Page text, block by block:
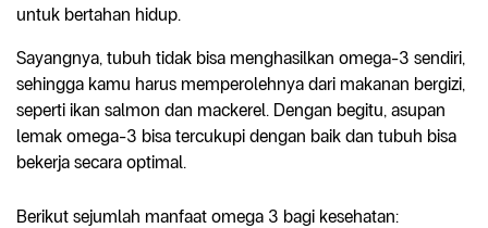
untuk bertahan hidup.
Sayangnya, tubuh tidak bisa menghasilkan omega-3 sendiri,
sehingga kamu harus memperolehnya dari makanan bergizi,
seperti ikan salmon dan mackerel. Dengan begitu, asupan
lemak omega-3 bisa tercukupi dengan baik dan tubuh bisa
bekerja secara optimal.
Berikut sejumlah manfaat omega 3 bagi kesehatan: